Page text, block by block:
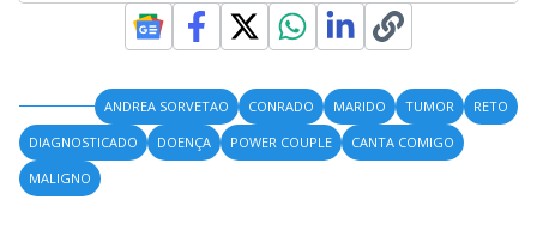
ANDREA SORVETAO CONRADO MARIDO TUMOR
RETO
DIAGNOSTICADO
DOENÇA POWER COUPLE
CANTA COMIGO
MALIGNO